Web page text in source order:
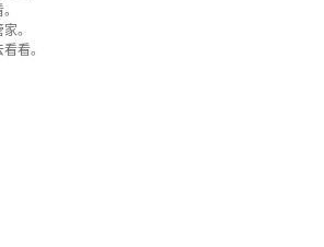
。
看。